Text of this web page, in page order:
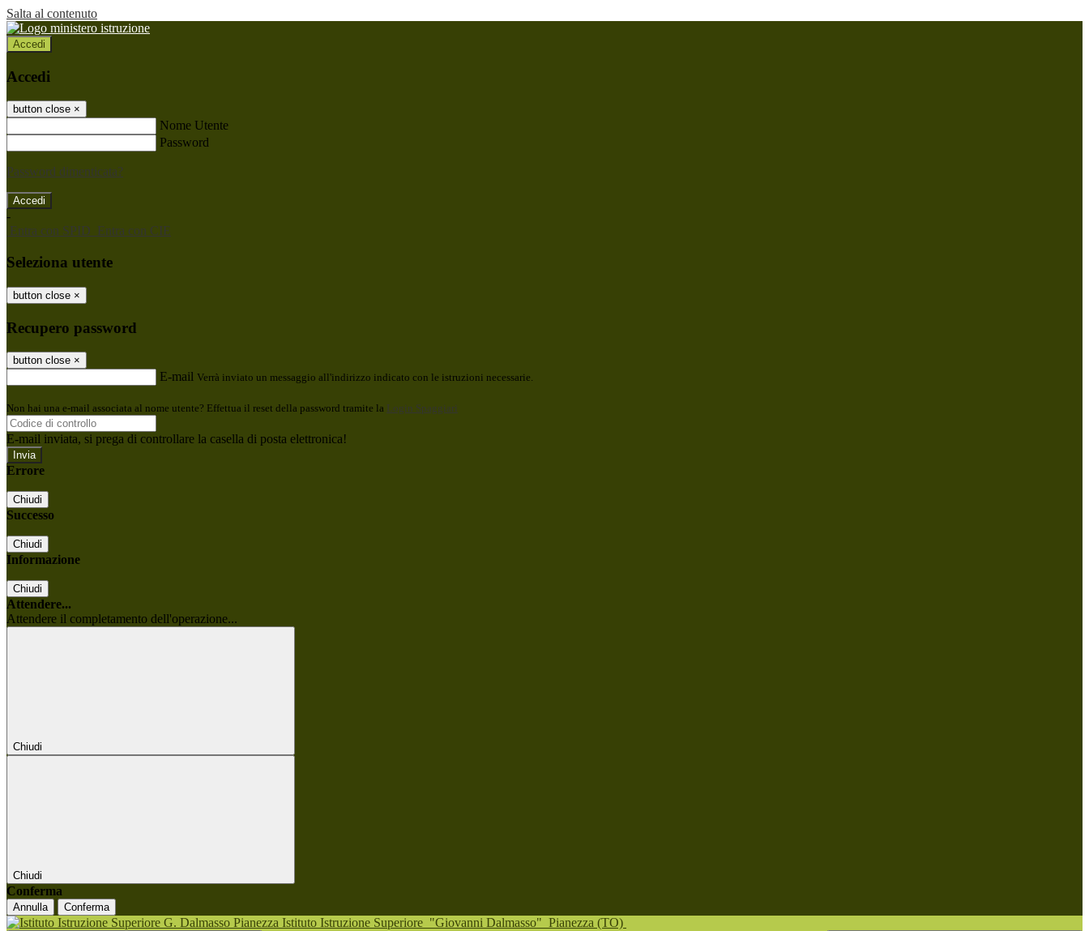
Salta al contenuto
Accedi
Accedi
button close ×
Nome Utente
Password
Password dimenticata?
-
Entra con SPID Entra con CIE
Seleziona utente
button close ×
Recupero password
button close ×
E-mail Verrà inviato un messaggio all'indirizzo indicato con le istruzioni necessarie.
Non hai una e-mail associata al nome utente? Effettua il reset della password tramite la Login Spaggiari
E-mail inviata, si prega di controllare la casella di posta elettronica!
Errore
Chiudi
Successo
Chiudi
Informazione
Chiudi
Attendere...
Attendere il completamento dell'operazione...
Chiudi
Chiudi
Conferma
Annulla Conferma
Istituto Istruzione Superiore "Giovanni Dalmasso" Pianezza (TO)